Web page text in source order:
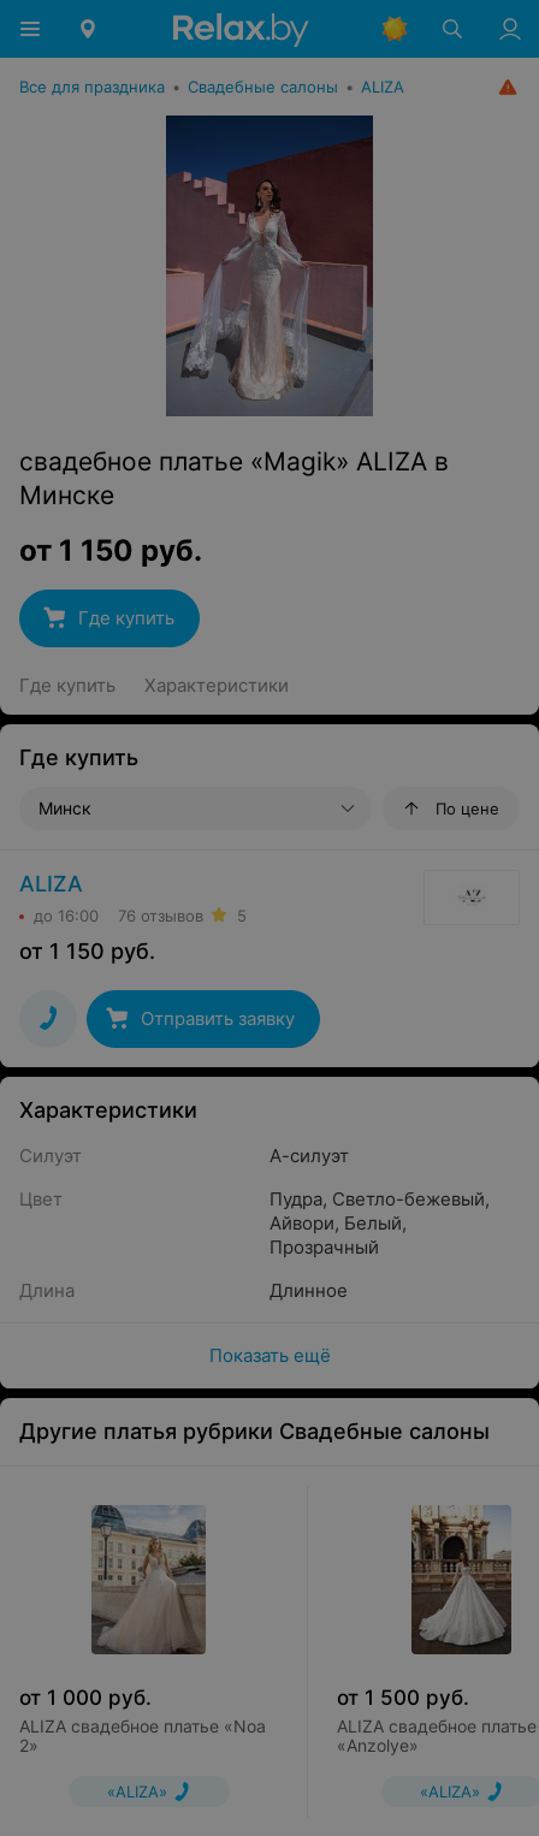
Все для праздника • Свадебные салоны • ALIZA
свадебное платье «Magik» ALIZA в
Минске
от 1 150 руб.
Где купить
Где купить Характеристики
Где купить
Минск По цене
ALIZA
до 16:00 76 отзывов 5
от 1 150 руб.
Отправить заявку
Характеристики
Силуэт
А-силуэт
Цвет
Пудра, Светло-бежевый,
Айвори, Белый,
Прозрачный
Длина
Длинное
Показать ещё
Другие платья рубрики Свадебные салоны
от 1 000 руб.
ALIZA свадебное платье «Noa
2»
«ALIZA»
от 1 500 руб.
ALIZA свадебное платье
«Anzolye»
«ALIZA»